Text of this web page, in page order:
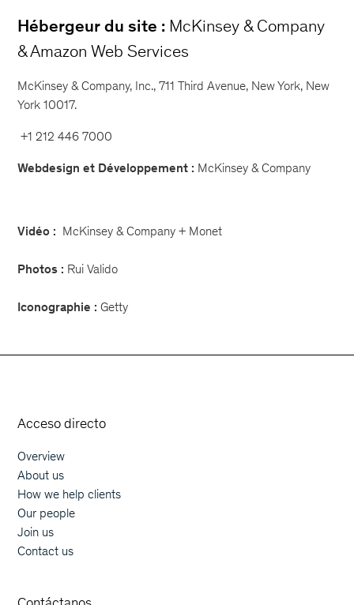
Hébergeur du site : McKinsey & Company
& Amazon Web Services
McKinsey & Company, Inc., 711 Third Avenue, New York, New
York 10017.
+1 212 446 7000
Webdesign et Développement : McKinsey & Company
Vidéo : McKinsey & Company + Monet
Photos : Rui Valido
Iconographie :Getty
Acceso directo
Main navigation
Overview
About us
How we help clients
Our people
Join us
Contact us